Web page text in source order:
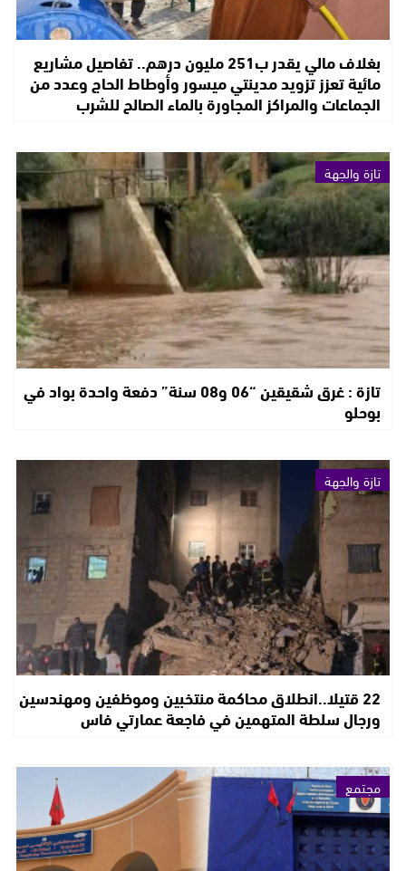
بغلاف مالي يقدر ب251 مليون درهم.. تفاصيل مشاريع
مائية تعزز تزويد مدينتي ميسور وأوطاط الحاج وعدد من
الجماعات والمراكز المجاورة بالماء الصالح للشرب
تازة والجهة
تازة : غرق شقيقين “06 و08 سنة” دفعة واحدة بواد في
بوحلو
تازة والجهة
22 قتيلا..انطلاق محاكمة منتخبين وموظفين ومهندسين
ورجال سلطة المتهمين في فاجعة عمارتي فاس
مجتمع